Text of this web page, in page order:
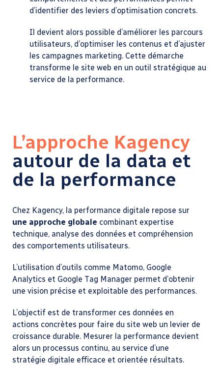
d’identifier des leviers d’optimisation concrets.
Il devient alors possible d’améliorer les parcours
utilisateurs, d’optimiser les contenus et d’ajuster
les campagnes marketing. Cette démarche
transforme le site web en un outil stratégique au
service de la performance.
L’approche Kagency
autour de la data et
de la performance
Chez Kagency, la performance digitale repose sur
une approche globale combinant expertise
technique, analyse des données et compréhension
des comportements utilisateurs.
L’utilisation d’outils comme Matomo, Google
Analytics et Google Tag Manager permet d’obtenir
une vision précise et exploitable des performances.
L’objectif est de transformer ces données en
actions concrètes pour faire du site web un levier de
croissance durable. Mesurer la performance devient
alors un processus continu, au service d’une
stratégie digitale efficace et orientée résultats.